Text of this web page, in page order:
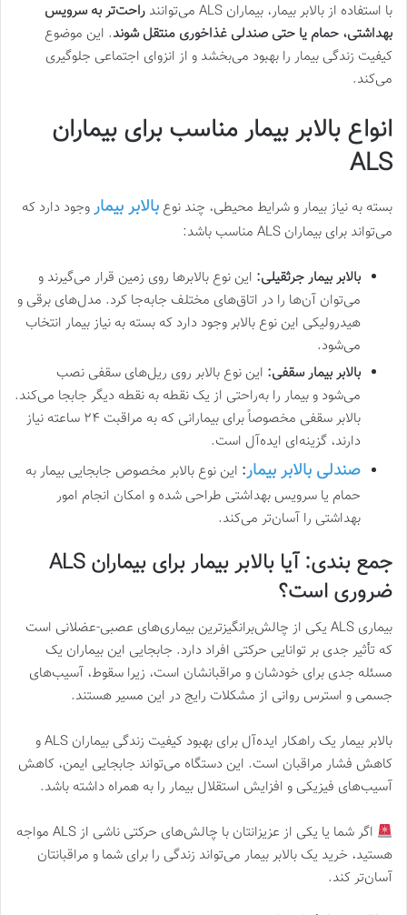
با استفاده از بالابر بیمار، بیماران ALS می‌توانند
راحت‌تر به سرویس
بهداشتی، حمام یا حتی صندلی غذاخوری منتقل شوند. این موضوع
کیفیت زندگی بیمار را بهبود می‌بخشد و از انزوای اجتماعی جلوگیری
می‌کند.
انواع بالابر بیمار مناسب برای بیماران
ALS
بسته به نیاز بیمار و شرایط محیطی، چند نوع بالابر بیماروجود دارد که
می‌تواند برای بیماران ALS مناسب باشد:
بالابر بیمار جرثقیلی: این نوع بالابرها روی زمین قرار می‌گیرند و
می‌توان آن‌ها را در اتاق‌های مختلف جابه‌جا کرد. مدل‌های برقی و
هیدرولیکی این نوع بالابر وجود دارد که بسته به نیاز بیمار انتخاب
می‌شود.
بالابر بیمار سقفی: این نوع بالابر روی ریل‌های سقفی نصب
می‌شود و بیمار را به‌راحتی از یک نقطه به نقطه دیگر جابجا می‌کند.
بالابر سقفی مخصوصاً برای بیمارانی که به مراقبت ۲۴ ساعته نیاز
دارند، گزینه‌ای ایده‌آل است.
صندلی بالابر بیمار: این نوع بالابر مخصوص جابجایی بیمار به
حمام یا سرویس بهداشتی طراحی شده و امکان انجام امور
بهداشتی را آسان‌تر می‌کند.
جمع بندی: آیا بالابر بیمار برای بیماران
ضروری است؟
بیماری ALS یکی از چالش‌برانگیزترین بیماری‌های عصبی-عضلانی است
که تأثیر جدی بر توانایی حرکتی افراد دارد. جابجایی این بیماران یک
مسئله جدی برای خودشان و مراقبانشان است، زیرا سقوط، آسیب‌های
جسمی و استرس روانی از مشکلات رایج در این مسیر هستند.
بالابر بیمار یک راهکار ایده‌آل برای بهبود کیفیت زندگی بیماران ALS و
کاهش فشار مراقبان است. این دستگاه می‌تواند جابجایی ایمن، کاهش
آسیب‌های فیزیکی و افزایش استقلال بیمار را به همراه داشته باشد.
اگر شما یا یکی از عزیزانتان با چالش‌های حرکتی ناشی از ALS مواجه
هستید، خرید یک بالابر بیمار می‌تواند زندگی را برای شما و مراقبانتان
آسان‌تر کند.